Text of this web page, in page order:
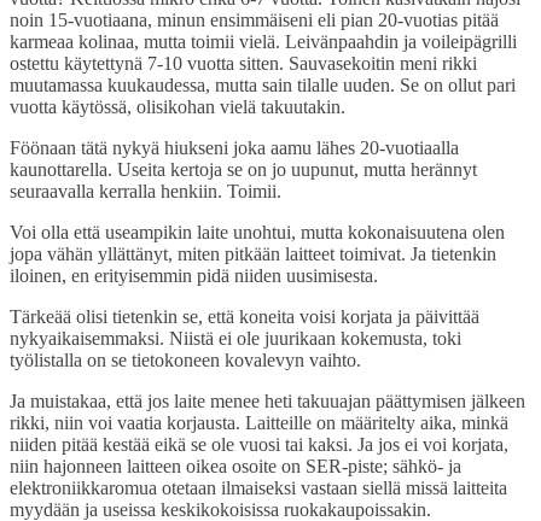
noin 15-vuotiaana, minun ensimmäiseni eli pian 20-vuotias pitää
karmeaa kolinaa, mutta toimii vielä. Leivänpaahdin ja voileipägrilli
ostettu käytettynä 7-10 vuotta sitten. Sauvasekoitin meni rikki
muutamassa kuukaudessa, mutta sain tilalle uuden. Se on ollut pari
vuotta käytössä, olisikohan vielä takuutakin.
Föönaan tätä nykyä hiukseni joka aamu lähes 20-vuotiaalla
kaunottarella. Useita kertoja se on jo uupunut, mutta herännyt
seuraavalla kerralla henkiin. Toimii.
Voi olla että useampikin laite unohtui, mutta kokonaisuutena olen
jopa vähän yllättänyt, miten pitkään laitteet toimivat. Ja tietenkin
iloinen, en erityisemmin pidä niiden uusimisesta.
Tärkeää olisi tietenkin se, että koneita voisi korjata ja päivittää
nykyaikaisemmaksi. Niistä ei ole juurikaan kokemusta, toki
työlistalla on se tietokoneen kovalevyn vaihto.
Ja muistakaa, että jos laite menee heti takuuajan päättymisen jälkeen
rikki, niin voi vaatia korjausta. Laitteille on määritelty aika, minkä
niiden pitää kestää eikä se ole vuosi tai kaksi. Ja jos ei voi korjata,
niin hajonneen laitteen oikea osoite on SER-piste; sähkö- ja
elektroniikkaromua otetaan ilmaiseksi vastaan siellä missä laitteita
myydään ja useissa keskikokoisissa ruokakaupoissakin.